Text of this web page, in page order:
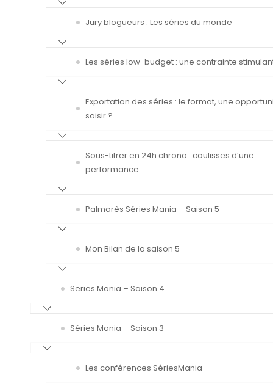
Jury blogueurs : Les séries du monde
Les séries low-budget : une contrainte
Exportation des séries : le format, une
saisir ?
Sous-titrer en 24h chrono : coulisses d’une
performance
Palmarès Séries Mania – Saison 5
Mon Bilan de la saison 5
Series Mania – Saison 4
Séries Mania – Saison 3
Les conférences SériesMania